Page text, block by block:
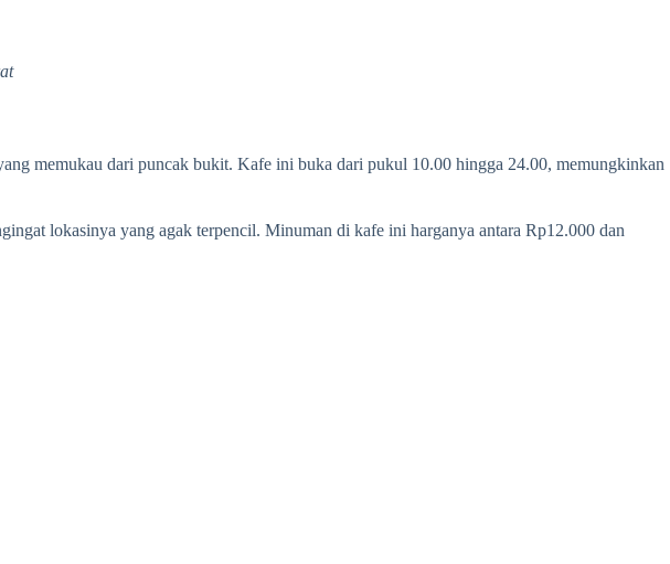
memukau dari puncak bukit. Kafe ini buka dari pukul 10.00 hingga 24.00, memungkinkan
lokasinya yang agak terpencil. Minuman di kafe ini harganya antara Rp12.000 dan